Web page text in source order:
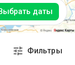
даты
Фильтры